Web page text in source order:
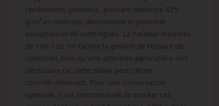
rendements généreux, pouvant atteindre 425
g/m² en intérieur, démontrent le potentiel
exceptionnel de cette lignée. La hauteur modérée
de 100-120 cm facilite la gestion de l'espace de
collection, bien qu'une attention particulière soit
nécessaire car cette sativa peut s'étirer
considérablement. Pour une conservation
optimale, il est recommandé de stocker ces